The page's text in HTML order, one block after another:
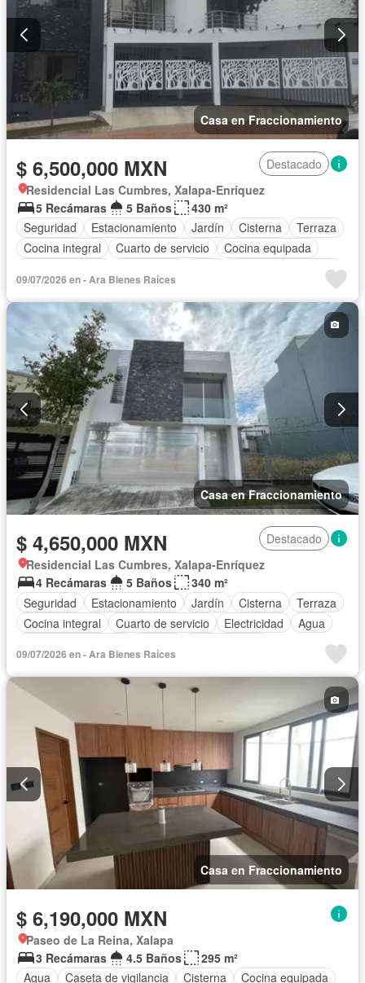
Casa en Fraccionamiento
$ 6,500,000 MXN
Destacado
Residencial Las Cumbres, Xalapa-Enríquez
5 Recámaras
5 Baños
430 m²
Seguridad
Estacionamiento Jardín Cisterna
Terraza
Cocina integral
Cuarto de servicio
Cocina equipada
Cuarto de Limpieza
Asador
Zonas verdes
Recámara con closet
Caseta de vigilancia
Conserje
Zona infantil
Sin amueblar
09/07/2026 en - Ara Bienes Raíces
Casa en Fraccionamiento
$ 4,650,000 MXN
Destacado
Residencial Las Cumbres, Xalapa-Enríquez
4 Recámaras
5 Baños
340 m²
Seguridad
Estacionamiento Jardín Cisterna
Terraza
Cocina integral
Cuarto de servicio Electricidad
Agua
Recámara con closet
Conserje
09/07/2026 en - Ara Bienes Raíces
Casa en Fraccionamiento
$ 6,190,000 MXN
Paseo de La Reina, Xalapa
3 Recámaras
4.5 Baños
295 m²
Agua
Caseta de vigilancia Cisterna
Cocina equipada